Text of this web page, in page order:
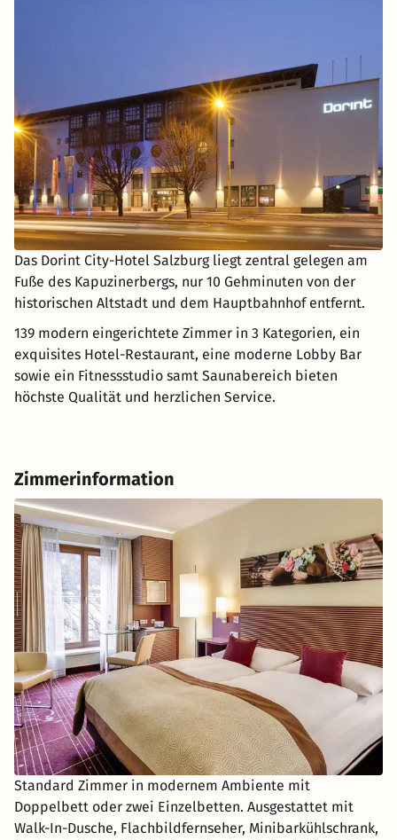
Das Dorint City-Hotel Salzburg liegt zentral gelegen am
Fuße des Kapuzinerbergs, nur 10 Gehminuten von der
historischen Altstadt und dem Hauptbahnhof entfernt.
139 modern eingerichtete Zimmer in 3 Kategorien, ein
exquisites Hotel-Restaurant, eine moderne Lobby Bar
sowie ein Fitnessstudio samt Saunabereich bieten
höchste Qualität und herzlichen Service.
Zimmerinformation
Standard Zimmer in modernem Ambiente mit
Doppelbett oder zwei Einzelbetten. Ausgestattet mit
Walk-In-Dusche, Flachbildfernseher, Minibarkühlschrank,